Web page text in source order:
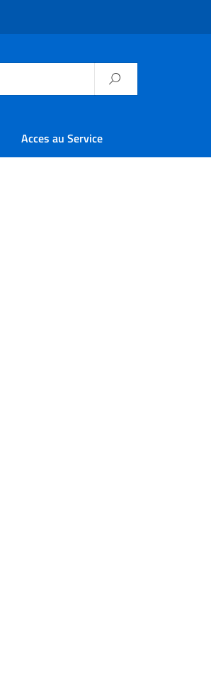
Acces au Service